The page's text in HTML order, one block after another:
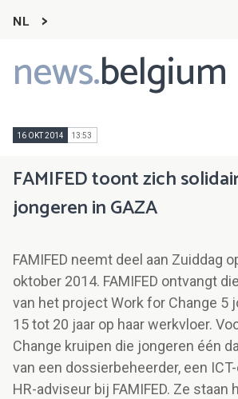
NL
news.belgium
Main
navigation
16 OKT 2014 13:53
FAMIFED toont zich
jongeren in GAZA
FAMIFED neemt deel aan Zuiddag
oktober 2014. FAMIFED ontvangt
van het project Work for Change 5
15 tot 20 jaar op haar werkvloer.
Change kruipen die jongeren één
van een dossierbeheerder, een
HR-adviseur bij FAMIFED. Ze staan